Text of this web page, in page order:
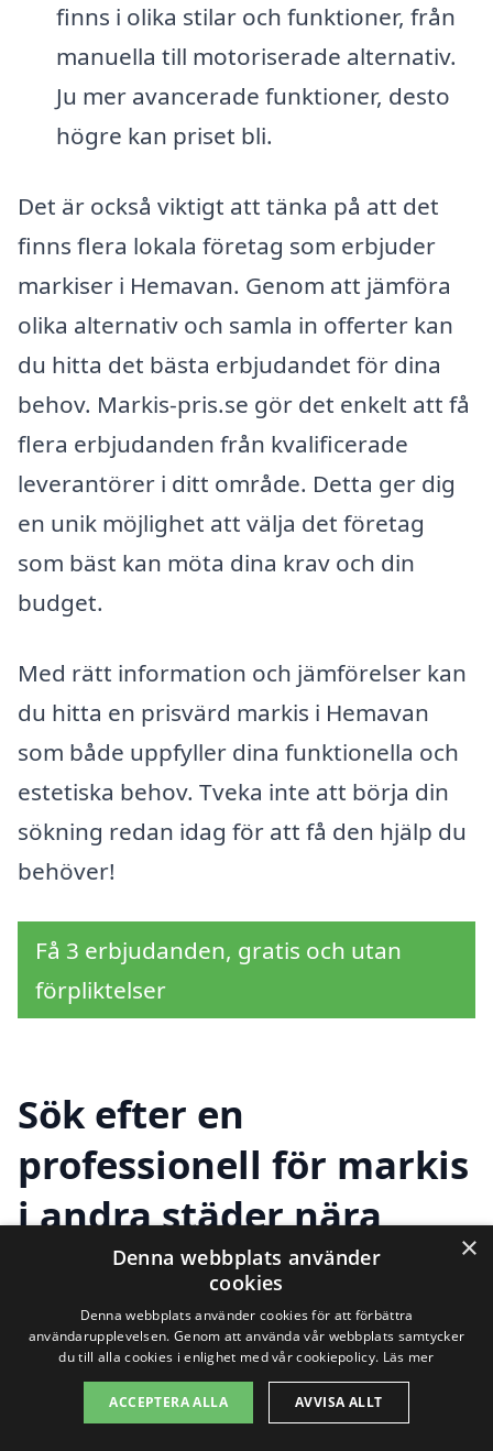
finns i olika stilar och funktioner, från
manuella till motoriserade alternativ.
Ju mer avancerade funktioner, desto
högre kan priset bli.
Det är också viktigt att tänka på att det
finns flera lokala företag som erbjuder
markiser i Hemavan. Genom att jämföra
olika alternativ och samla in offerter kan
du hitta det bästa erbjudandet för dina
behov. Markis-pris.se gör det enkelt att få
flera erbjudanden från kvalificerade
leverantörer i ditt område. Detta ger dig
en unik möjlighet att välja det företag
som bäst kan möta dina krav och din
budget.
Med rätt information och jämförelser kan
du hitta en prisvärd markis i Hemavan
som både uppfyller dina funktionella och
estetiska behov. Tveka inte att börja din
sökning redan idag för att få den hjälp du
behöver!
Få 3 erbjudanden, gratis och utan
förpliktelser
Sök efter en
professionell för markis
i andra städer nära
Hemavan
Att hitta rätt hjälp för att installera en
markis i Hemavan kan vara en viktig del av
att skapa en trivsam och funktionell
×
Denna webbplats använder
cookies
Denna webbplats använder cookies för att förbättra
användarupplevelsen. Genom att använda vår webbplats samtycker
du till alla cookies i enlighet med vår cookiepolicy. Läs mer
ACCEPTERA ALLA AVVISA ALLT